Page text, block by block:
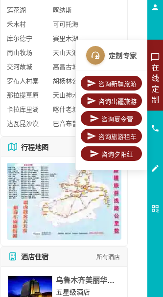
莲花湖
喀纳斯
禾木村
可可托海
库尔德宁
赛里木湖
南山牧场
天山天池
交河故城
高昌古城
罗布人村寨
胡杨林公园
那拉提草原
天山神木园
卡拉库里湖
喀什老城区
达瓦昆沙漠
巴音布鲁克
行程地图 更多地图
酒店住宿 所有酒店
乌鲁木齐美丽华大酒
五星级酒店
在
线
定
制
定制专家
咨询新疆旅游
咨询出疆旅游
咨询夏令营
咨询旅游租车
咨询夕阳红